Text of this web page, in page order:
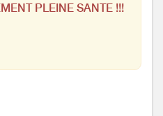
PLEINE SANTE !!!